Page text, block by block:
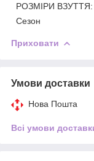
РОЗМІРИ ВЗУТТЯ:
Сезон
Приховати
Умови доставки
Нова Пошта
Всі умови